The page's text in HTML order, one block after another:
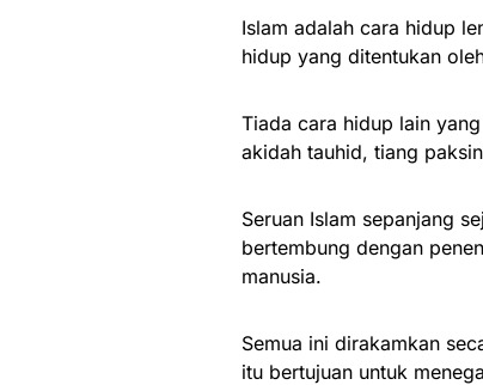
Islam adalah cara hidup
hidup yang ditentukan
Tiada cara hidup lain
akidah tauhid, tiang
Seruan Islam sepanjang
bertembung dengan
manusia.
Semua ini dirakamkan
itu bertujuan untuk